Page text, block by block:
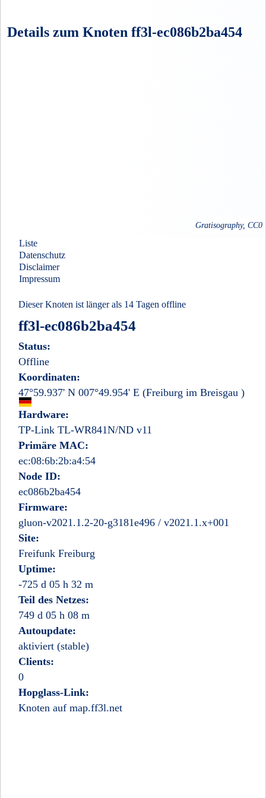
Details zum Knoten ff3l-ec086b2ba454
Gratisography, CC0
Liste
Datenschutz
Disclaimer
Impressum
Dieser Knoten ist länger als 14 Tagen offline
ff3l-ec086b2ba454
Status:
Offline
Koordinaten:
47°59.937' N 007°49.954' E (Freiburg im Breisgau
Deutschland
)
Hardware:
TP-Link TL-WR841N/ND v11
Primäre MAC:
ec:08:6b:2b:a4:54
Node ID:
ec086b2ba454
Firmware:
gluon-v2021.1.2-20-g3181e496 / v2021.1.x+001
Site:
Freifunk Freiburg
Uptime:
-725 d 05 h 32 m
Teil des Netzes:
749 d 05 h 08 m
Autoupdate:
aktiviert (stable)
Clients:
0
Hopglass-Link:
Knoten auf map.ff3l.net